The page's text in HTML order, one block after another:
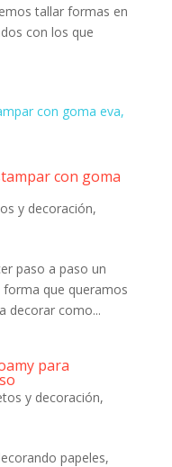
tallar formas en
con los que
con goma
y decoración,
paso a paso un
que queramos
decorar como...
para
y decoración,
papeles,